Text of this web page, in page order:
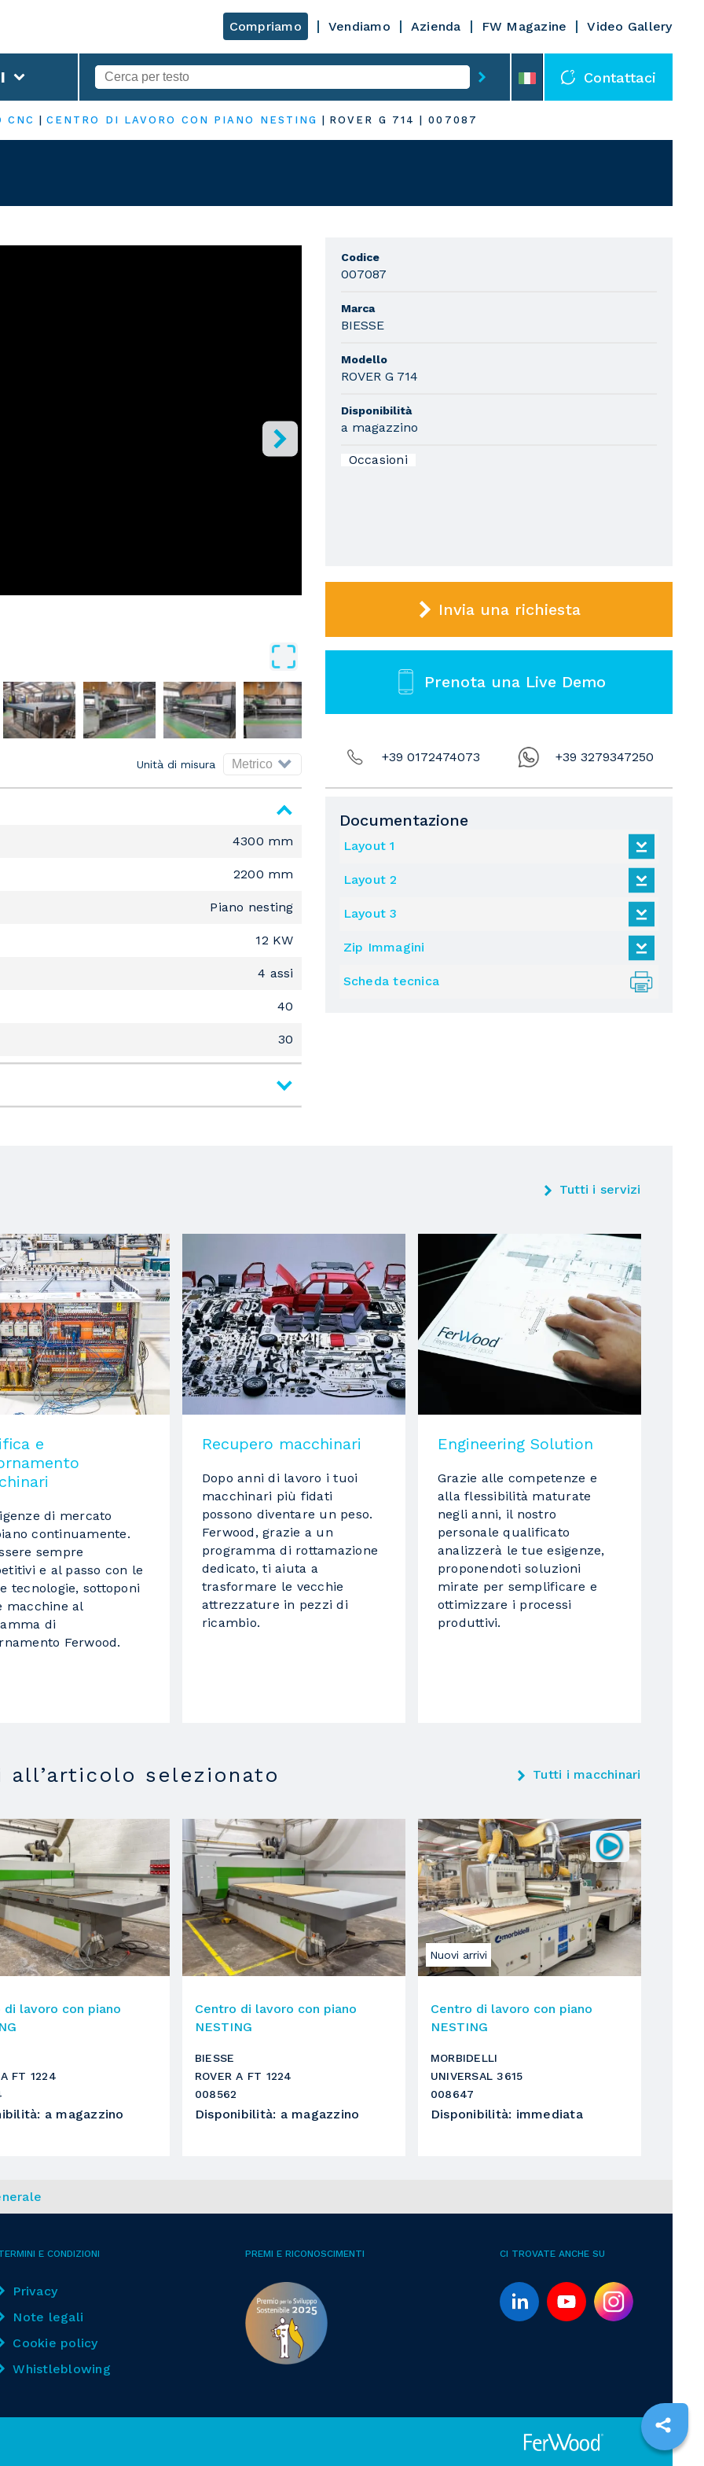
Compriamo Vendiamo Azienda FW Magazine Video Gallery
Contattaci
CNC CENTRO DI LAVORO CON PIANO NESTING ROVER G 714 |007087
Unità di misura
Codice
007087
Marca
BIESSE
Modello
ROVER G 714
Disponibilità
a magazzino
Occasioni
Invia una richiesta
Prenota una Live Demo
+39 0172474073 +39 3279347250
4300 mm
2200 mm
Piano nesting
12 KW
4 assi
40
30
Nesting
1
4300 mm
2200 mm
in bachelite
Transfer motorizzato
2
4
1
superiore
4
22
sulla parte posteriore della macchina
posizionato sulla testa operatrice
Documentazione
Layout 1
Layout 2
Layout 3
Zip Immagini
Scheda tecnica
Tutti i servizi
e
di mercato
continuamente.
sempre
e al passo con le
tecnologie, sottoponi
macchine al
di
Ferwood.
Recupero macchinari
Dopo anni di lavoro i tuoi
macchinari più fidati
possono diventare un peso.
Ferwood, grazie a un
programma di rottamazione
dedicato, ti aiuta a
trasformare le vecchie
attrezzature in pezzi di
ricambio.
Engineering Solution
Grazie alle competenze e
alla flessibilità maturate
negli anni, il nostro
personale qualificato
analizzerà le tue esigenze,
proponendoti soluzioni
mirate per semplificare e
ottimizzare i processi
produttivi.
selezionato Tutti i macchinari
di lavoro con piano
A FT 1224
: a magazzino
Centro di lavoro con piano
NESTING
BIESSE
ROVER A FT 1224
008562
Disponibilità: a magazzino
Nuovi arrivi
Centro di lavoro con piano
NESTING
MORBIDELLI
UNIVERSAL 3615
008647
Disponibilità: immediata
E CONDIZIONI
Privacy
Note legali
Cookie policy
Whistleblowing
PREMI E RICONOSCIMENTI CI TROVATE ANCHE SU